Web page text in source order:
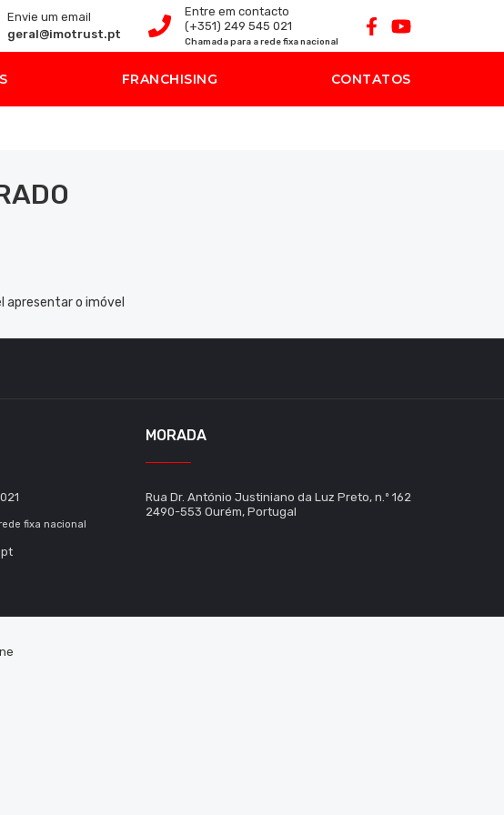
Envie um email
geral@imotrust.pt
Entre em contacto
(+351) 249 545 021
Chamada para a rede fixa nacional
FRANCHISING CONTATOS
apresentar o imóvel
fixa nacional
MORADA
Rua Dr. António Justiniano da Luz Preto, n.º 162
2490-553 Ourém, Portugal